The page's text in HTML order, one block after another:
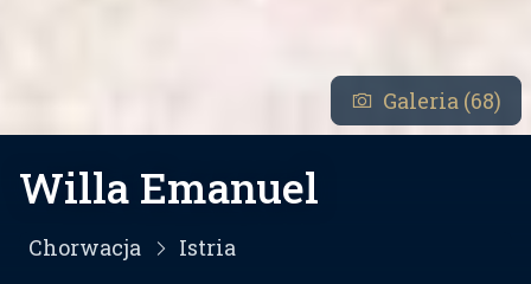
Galeria (68)
Willa Emanuel
Chorwacja Istria